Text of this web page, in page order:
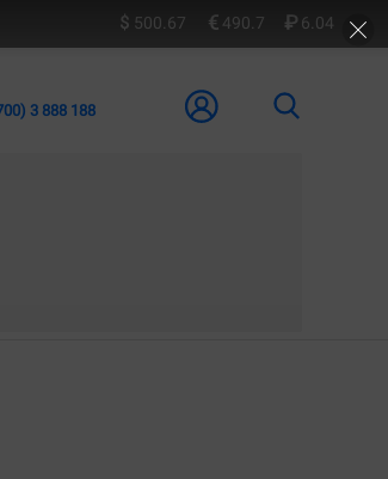
500.67 490.7 6.04
3 888 188